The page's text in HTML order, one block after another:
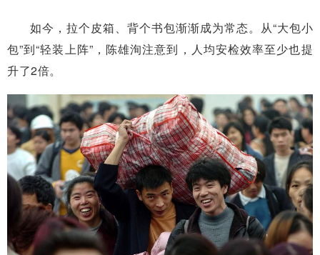
如今，拉个皮箱、背个书包渐渐成为常态。从“大包小
包”到“轻装上阵”，陈雄洵注意到，人均安检效率至少也提
升了2倍。